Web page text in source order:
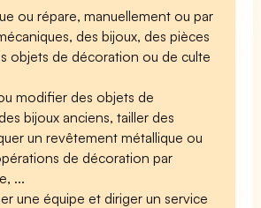
ou répare, manuellement ou par
des bijoux, des pièces
objets de décoration ou de culte
modifier des objets de
bijoux anciens, tailler des
un revêtement métallique ou
de décoration par
...
une équipe et diriger un service